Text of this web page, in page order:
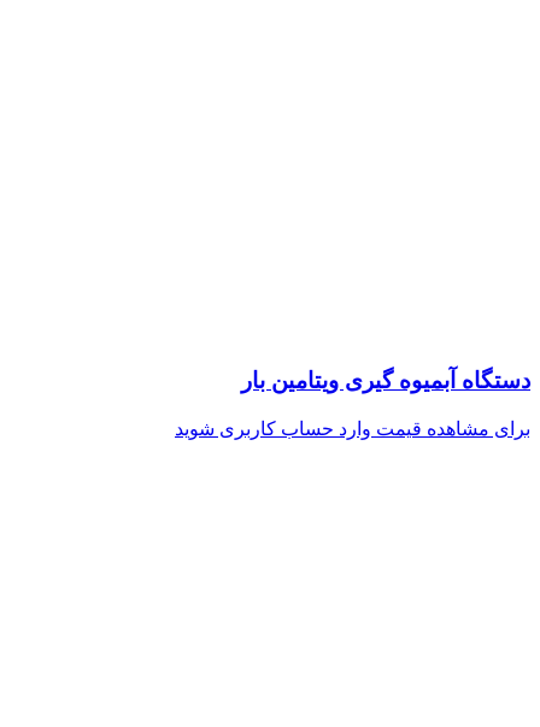
دستگاه آبمیوه گیری ویتامین بار
برای مشاهده قیمت وارد حساب کاربری شوید